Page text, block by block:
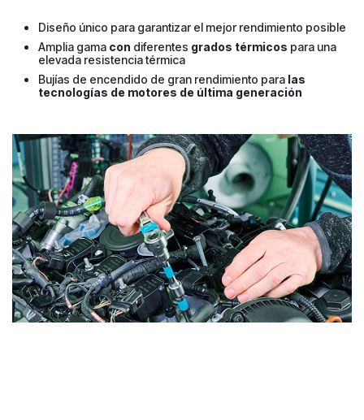
Diseño único para garantizar el mejor rendimiento posible
Amplia gama con diferentes grados térmicos para una
elevada resistencia térmica
Bujías de encendido de gran rendimiento para las
tecnologías de motores de última generación